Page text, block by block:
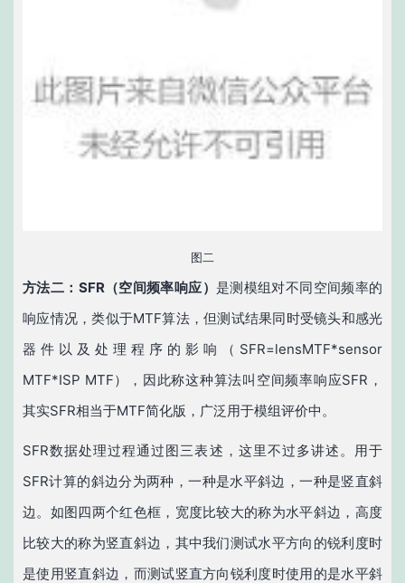
图二
方法二： SFR（空间频率响应） 是测模组对不同空间频率的
响应情况，类似于MTF算法，但测试结果同时受镜头和感光
器件以及处理程序的影响（SFR=lensMTF*sensor
MTF*ISP MTF），因此称这种算法叫空间频率响应SFR，
其实SFR相当于MTF简化版，广泛用于模组评价中。
SFR数据处理过程通过图三表述，这里不过多讲述。用于
SFR计算的斜边分为两种，一种是水平斜边，一种是竖直斜
边。如图四两个红色框，宽度比较大的称为水平斜边，高度
比较大的称为竖直斜边，其中我们测试水平方向的锐利度时
是使用竖直斜边，而测试竖直方向锐利度时使用的是水平斜